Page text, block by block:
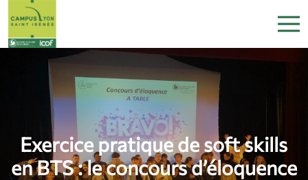
Exercice pratique de soft skills
en BTS : le concours d’éloquence